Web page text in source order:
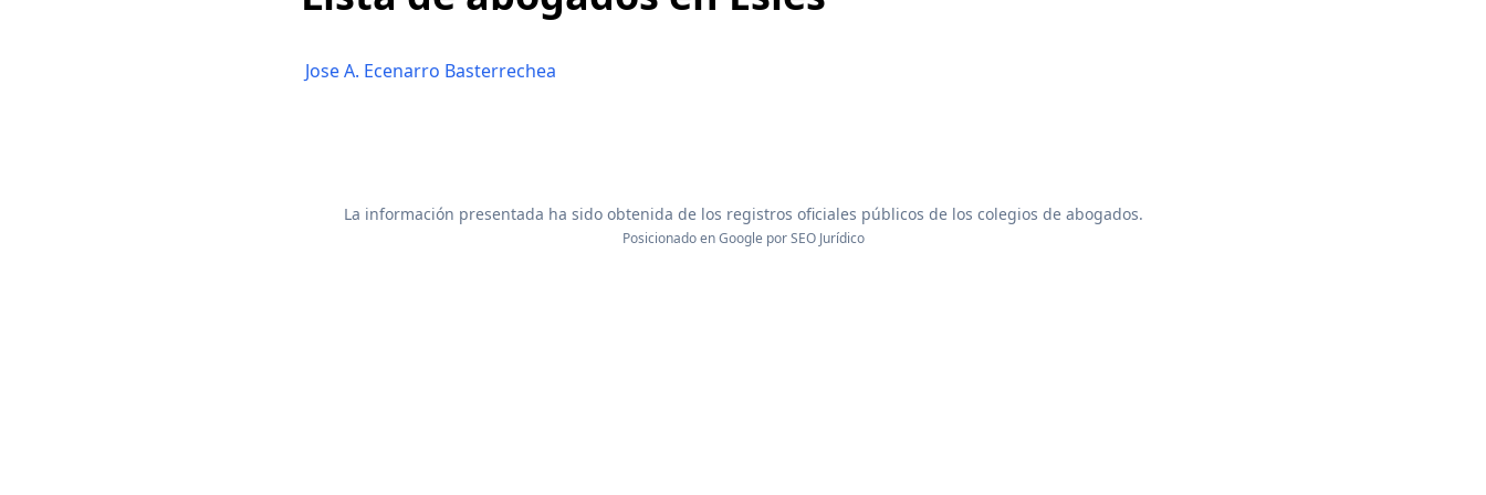
Jose A. Ecenarro Basterrechea
La información presentada ha sido obtenida de los registros oficiales públicos de los colegios de abogados.
Posicionado en Google porSEO Jurídico